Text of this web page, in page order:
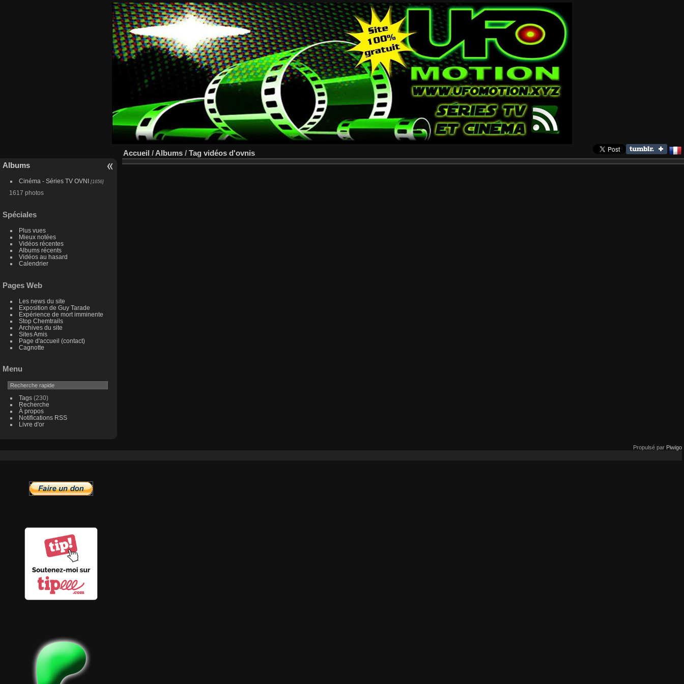
Albums
Cinéma - Séries TV OVNI [1656]
1617 photos
Spéciales
Plus vues
Mieux notées
Vidéos récentes
Albums récents
Vidéos au hasard
Calendrier
Pages Web
Les news du site
Exposition de Guy Tarade
Expérience de mort imminente
Stop Chemtrails
Archives du site
Sites Amis
Page d'accueil (contact)
Cagnotte
Menu
Tags(230)
Recherche
À propos
Notifications RSS
Livre d'or
Accueil / Albums / Tag vidéos d'ovnis
Propulsé par Piwigo